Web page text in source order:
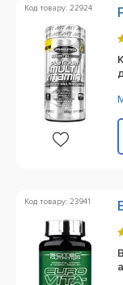
Код товару: 22924
Код товару: 23941